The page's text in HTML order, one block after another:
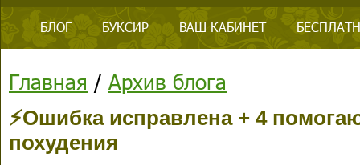
БЛОГ БУКСИР ВАШ КАБИНЕТ
Главная / Архив блога
⚡️Ошибка исправлена + 4
похудения